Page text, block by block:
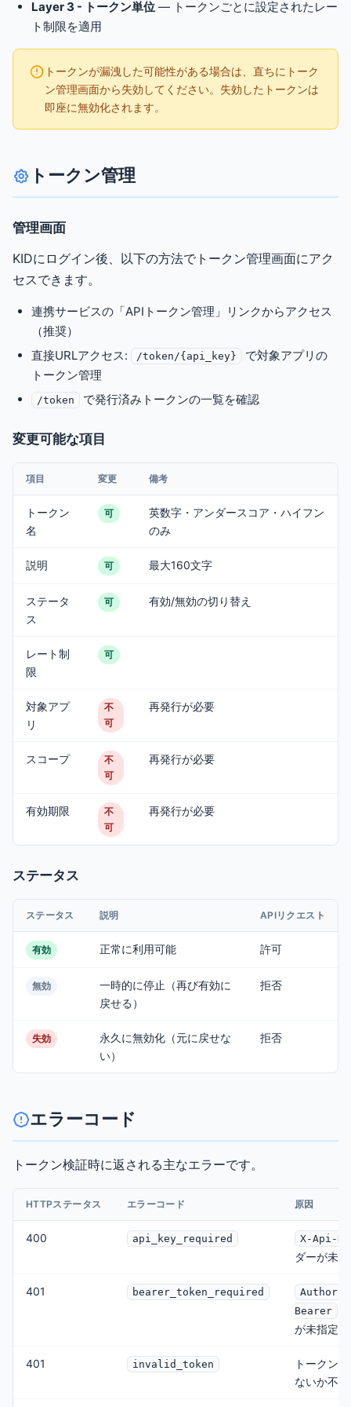
Layer 3 - トークン単位 — トークンごとに設定されたレー
ト制限を適用
トークンが漏洩した可能性がある場合は、直ちにトーク
ン管理画面から失効してください。失効したトークンは
即座に無効化されます。
トークン管理
管理画面
KIDにログイン後、以下の方法でトークン管理画面にアク
セスできます。
連携サービスの「APIトークン管理」リンクからアクセス
（推奨）
直接URLアクセス:
/token/{api_key}
で対象アプリの
トークン管理
/token で発行済みトークンの一覧を確認
変更可能な項目
項目 変更 備考
トークン
名
可
英数字・アンダースコア・ハイフン
のみ
説明 可 最大160文字
ステータ
ス
可 有効/無効の切り替え
レート制
限
可
対象アプ
リ
不
可
再発行が必要
スコープ
不
可
再発行が必要
有効期限
不
可
再発行が必要
ステータス
ステータス 説明 APIリクエスト
有効 正常に利用可能 許可
無効
一時的に停止（再び有効に
戻せる）
拒否
失効
永久に無効化（元に戻せな
い）
拒否
エラーコード
トークン検証時に返される主なエラーです。
HTTPステータス エラーコード 原因
400 api_key_required X-Api-
ダーが未
401 bearer_token_required
Bearer
が未指定
401 invalid_token
トークン
ないか不正